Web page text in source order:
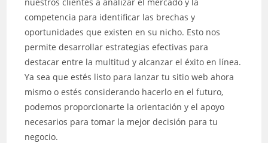
competencia para identificar las brechas y
oportunidades que existen en su nicho. Esto nos
permite desarrollar estrategias efectivas para
destacar entre la multitud y alcanzar el éxito en línea.
Ya sea que estés listo para lanzar tu sitio web ahora
mismo o estés considerando hacerlo en el futuro,
podemos proporcionarte la orientación y el apoyo
necesarios para tomar la mejor decisión para tu
negocio.